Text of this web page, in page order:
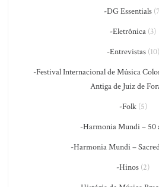
-DG Essentials
-Eletrônica (3)
-Entrevistas(10)
-Festival Internacional de Música
Antiga de Juiz de
-Folk(5)
-Harmonia Mundi – 50
-Harmonia Mundi –
-Hinos (2)